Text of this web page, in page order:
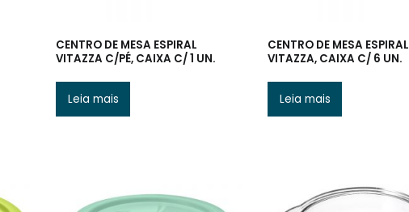
CENTRO DE MESA ESPIRAL
VITAZZA C/PÉ, CAIXA C/ 1 UN.
Leia mais
CENTRO DE MESA ESPIRAL
VITAZZA, CAIXA C/ 6 UN.
Leia mais